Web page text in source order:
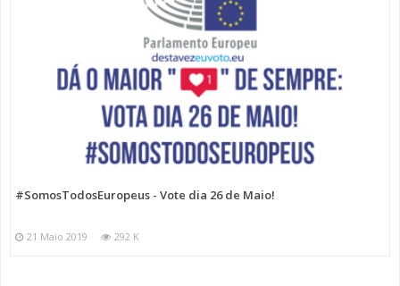
#SomosTodosEuropeus - Vote dia 26 de Maio!
21 Maio 2019 292 K